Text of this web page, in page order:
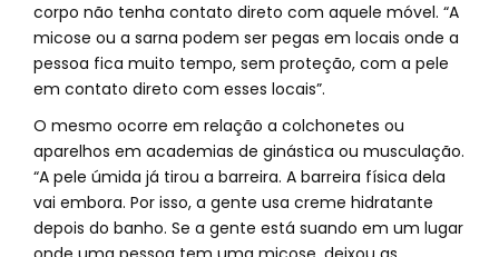
corpo não tenha contato direto com aquele móvel. “A
micose ou a sarna podem ser pegas em locais onde a
pessoa fica muito tempo, sem proteção, com a pele
em contato direto com esses locais”.
O mesmo ocorre em relação a colchonetes ou
aparelhos em academias de ginástica ou musculação.
“A pele úmida já tirou a barreira. A barreira física dela
vai embora. Por isso, a gente usa creme hidratante
depois do banho. Se a gente está suando em um lugar